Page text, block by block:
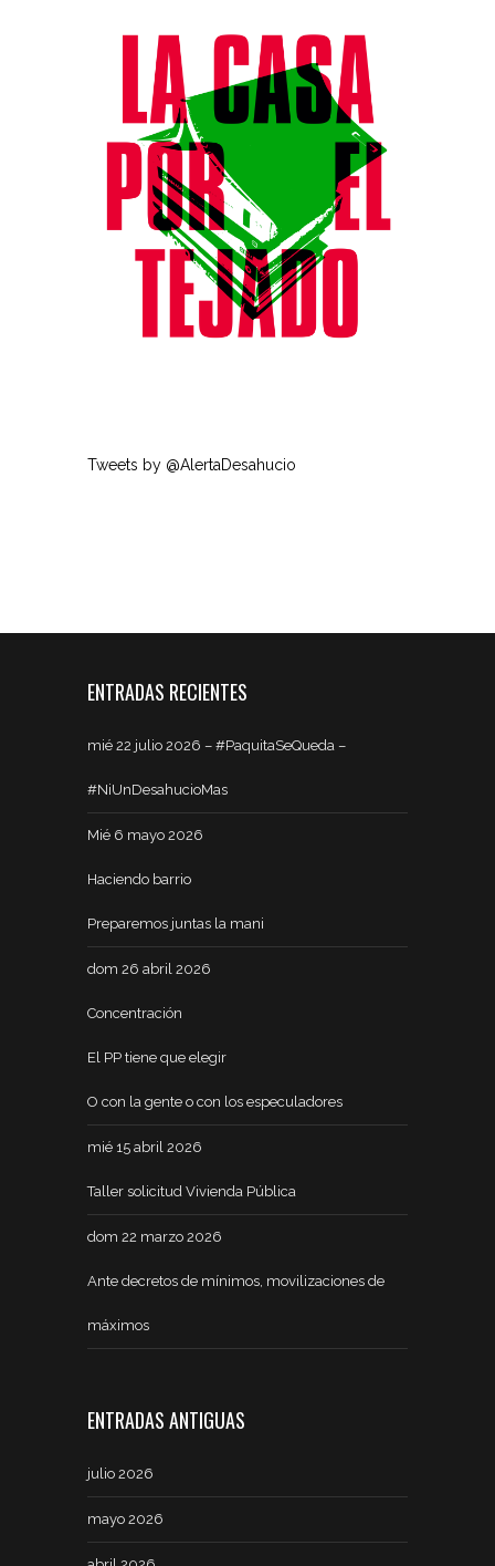
Tweets by @AlertaDesahucio
ENTRADAS RECIENTES
mié 22 julio 2026 – #PaquitaSeQueda –
#NiUnDesahucioMas
Mié 6 mayo 2026
Haciendo barrio
Preparemos juntas la mani
dom 26 abril 2026
Concentración
El PP tiene que elegir
O con la gente o con los especuladores
mié 15 abril 2026
Taller solicitud Vivienda Pública
dom 22 marzo 2026
Ante decretos de mínimos, movilizaciones de
máximos
ENTRADAS ANTIGUAS
julio 2026
mayo 2026